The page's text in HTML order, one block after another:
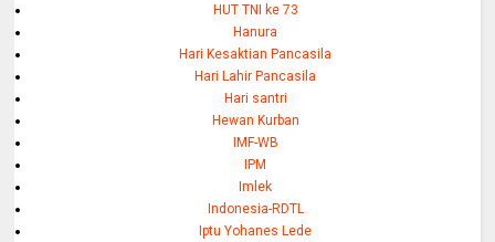
HUT TNI ke 73
Hanura
Hari Kesaktian Pancasila
Hari Lahir Pancasila
Hari santri
Hewan Kurban
IMF-WB
IPM
Imlek
Indonesia-RDTL
Iptu Yohanes Lede